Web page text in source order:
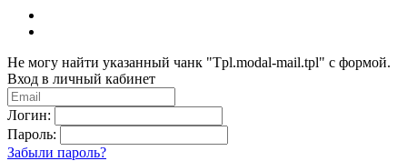
Не могу найти указанный чанк "Tpl.modal-mail.tpl" с формой.
Вход в личный кабинет
Логин:
Пароль:
Забыли пароль?